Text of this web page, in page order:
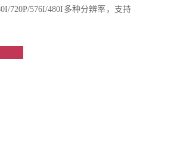
720P/576I/480I多种分辨率，支持